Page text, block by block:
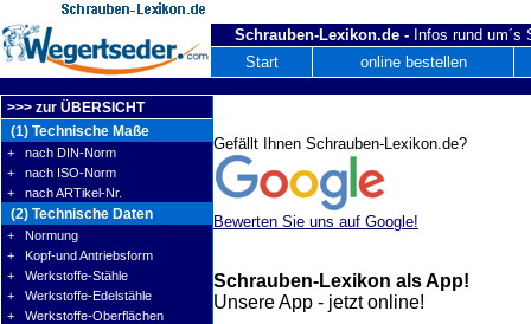
Schrauben-Lexikon.de - Infos rund um´s
Start
online bestellen
>>> zur ÜBERSICHT
(1) Technische Maße
+ nach DIN-Norm
+ nach ISO-Norm
+ nach ARTikel-Nr.
(2) Technische Daten
+ Normung
+ Kopf-und Antriebsform
+ Werkstoffe-Stähle
+ Werkstoffe-Edelstähle
+ Werkstoffe-Oberflächen
Gefällt Ihnen Schrauben-Lexikon.de?
Bewerten Sie uns auf Google!
Schrauben-Lexikon als App!
Unsere App - jetzt online!